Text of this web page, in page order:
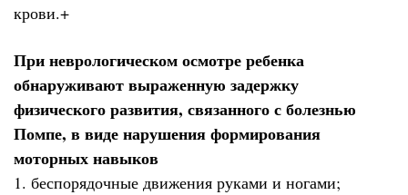
крови.+
При неврологическом осмотре ребенка
обнаруживают выраженную задержку
физического развития, связанного с болезнью
Помпе, в виде нарушения формирования
моторных навыков
1. беспорядочные движения руками и ногами;